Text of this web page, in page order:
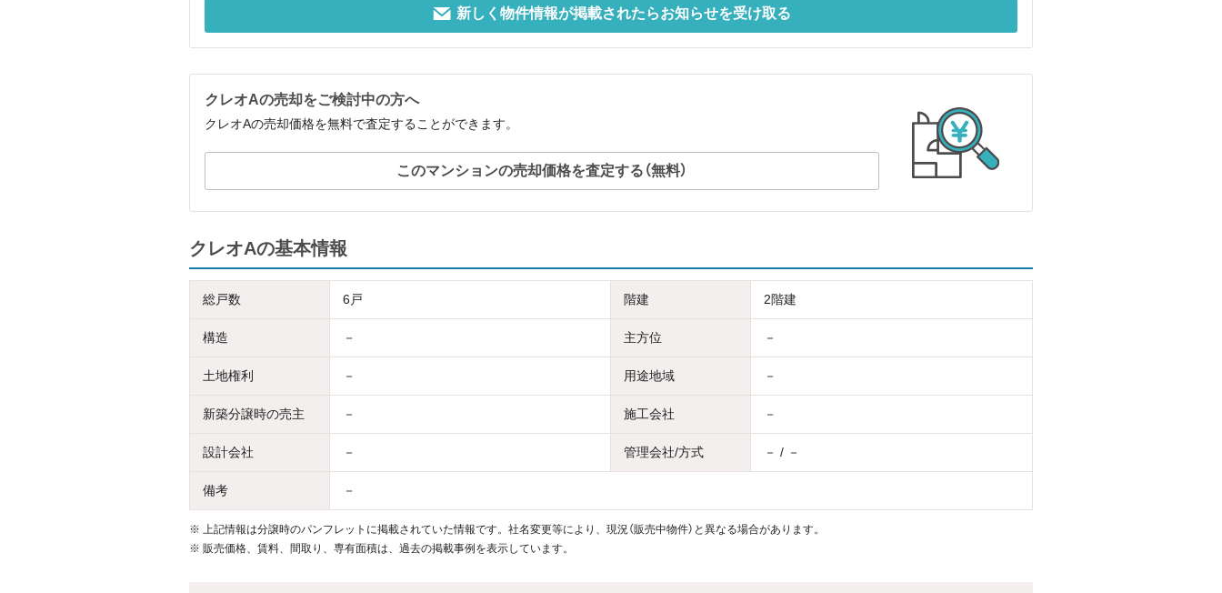
新しく物件情報が掲載されたらお知らせを受け取る
クレオAの売却をご検討中の方へ
クレオAの売却価格を無料で査定することができます。
このマンションの売却価格を査定する（無料）
クレオAの基本情報
総戸数 6戸 階建 2階建
構造 － 主方位 －
土地権利 － 用途地域 －
新築分譲時の売主 － 施工会社 －
設計会社 － 管理会社/方式 － / －
備考 －
※
上記情報は分譲時のパンフレットに掲載されていた情報です。社名変更等により、現況（販売中物件）と異なる場合があります。
※ 販売価格、賃料、間取り、専有面積は、過去の掲載事例を表示しています。